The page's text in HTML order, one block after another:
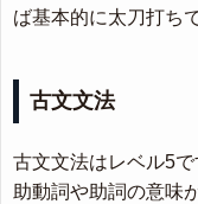
ば基本的に太刀打ち
古文文法
古文文法はレベル5で
助動詞や助詞の意味